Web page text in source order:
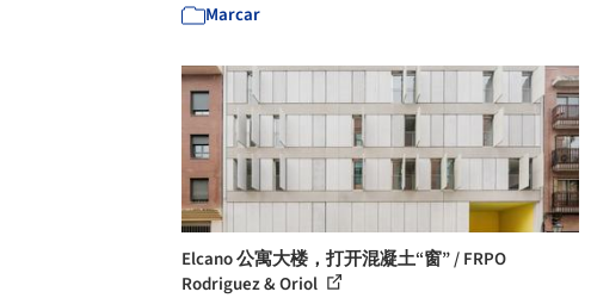
Marcar
Elcano 公寓大楼，打开混凝土“窗” / FRPO
Rodriguez & Oriol